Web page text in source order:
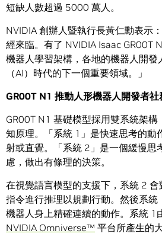
短缺人數超過 5000 萬人。
NVIDIA 創辦人暨執行長黃仁勳表示
經來臨。有了 NVIDIA Isaac GR00T
機器人學習架構，各地的機器人開發
（AI）時代的下一個重要領域。」
GR00T N1 推動人形機器人開發者社
GR00T N1 基礎模型採用雙系統架
知原理。「系統 1」是快速思考的動
射或直覺。「系統 2」是一個緩慢思
慮，做出有條理的決策。
在視覺語言模型的支援下，系統 2
指令進行推理以規劃行動。然後系統
機器人身上精確連續的動作。系統 1
NVIDIA Omniverse™ 平台所產生的